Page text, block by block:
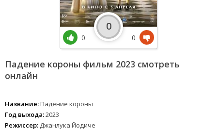
Падение короны фильм 2023 смотреть
онлайн
Название:Падение короны
Год выхода:2023
Режиссер: Джанлука Йодиче
0
0
0